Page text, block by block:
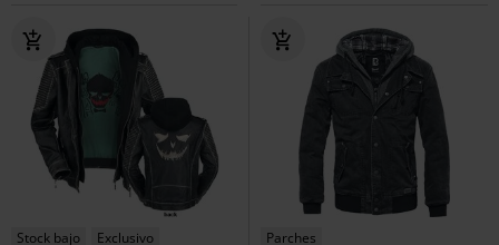
Stock bajo Exclusivo Parches